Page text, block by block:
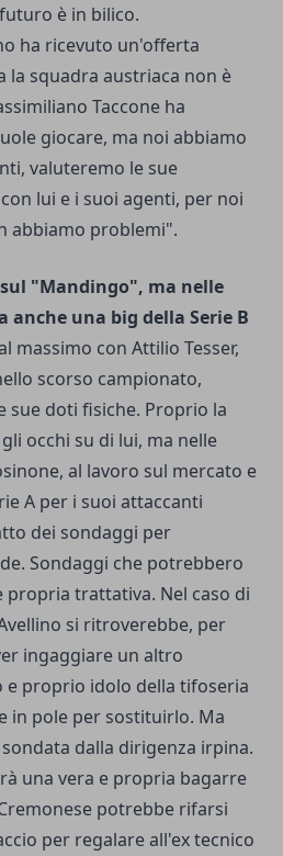
è in bilico.
ha ricevuto un'offerta
la squadra austriaca non è
Taccone ha
giocare, ma noi abbiamo
valuteremo le sue
lui e i suoi agenti, per noi
abbiamo problemi".
"Mandingo", ma nelle
una big della Serie B
massimo con Attilio Tesser,
scorso campionato,
sue doti fisiche. Proprio la
occhi su di lui, ma nelle
al lavoro sul mercato e
A per i suoi attaccanti
dei sondaggi per
Sondaggi che potrebbero
propria trattativa. Nel caso di
si ritroverebbe, per
ingaggiare un altro
e proprio idolo della tifoseria
in pole per sostituirlo. Ma
dalla dirigenza irpina.
una vera e propria bagarre
potrebbe rifarsi
per regalare all'ex tecnico